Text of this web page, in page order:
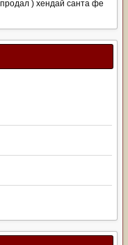
) хендай санта фе